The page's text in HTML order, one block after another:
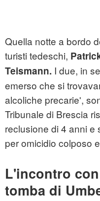
Quella notte a bordo
turisti tedeschi,
Teismann. I due, in
emerso che si
alcoliche precarie',
Tribunale di Brescia
reclusione di 4 anni e
per omicidio colposo
L'incontro
tomba di